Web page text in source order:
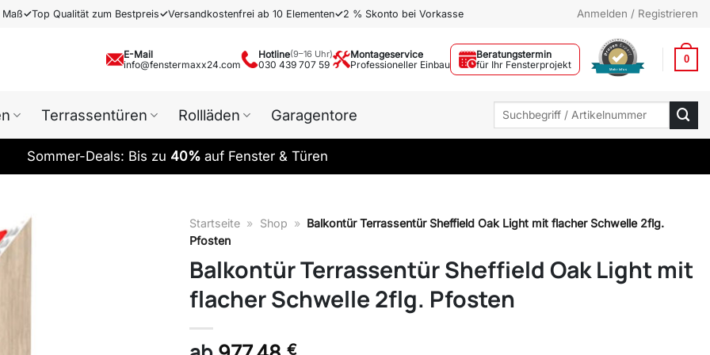
Maß✓Top Qualität zum Bestpreis✓Versandkostenfrei ab 10 Elementen✓2 % Skonto bei Vorkasse Anmelden / Registrieren
E-Mail
info@fenstermaxx24.com
Hotline(9–16 Uhr)
030 439 707 59
Montageservice
Professioneller Einbau
Beratungstermin
für Ihr Fensterprojekt
Mehr Infos
0
Terrassentüren Rollläden Garagentore
Suchen
Sommer-Deals: Bis zu 40% auf Fenster & Türen
Startseite » Shop » Balkontür Terrassentür Sheffield Oak Light mit flacher Schwelle 2flg.
Pfosten
Balkontür Terrassentür Sheffield Oak Light mit
flacher Schwelle 2flg. Pfosten
€